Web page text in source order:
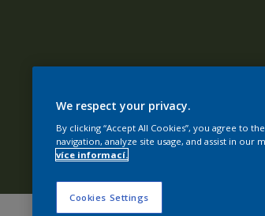
We respect your privacy.
By clicking “Accept All Cookies”, you agree to
navigation, analyze site usage, and assist in our
více informací.
Cookies Settings